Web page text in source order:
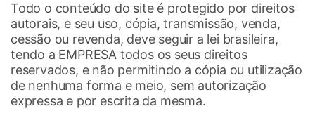
Todo o conteúdo do site é protegido por direitos
autorais, e seu uso, cópia, transmissão, venda,
cessão ou revenda, deve seguir a lei brasileira,
tendo a EMPRESA todos os seus direitos
reservados, e não permitindo a cópia ou utilização
de nenhuma forma e meio, sem autorização
expressa e por escrita da mesma.